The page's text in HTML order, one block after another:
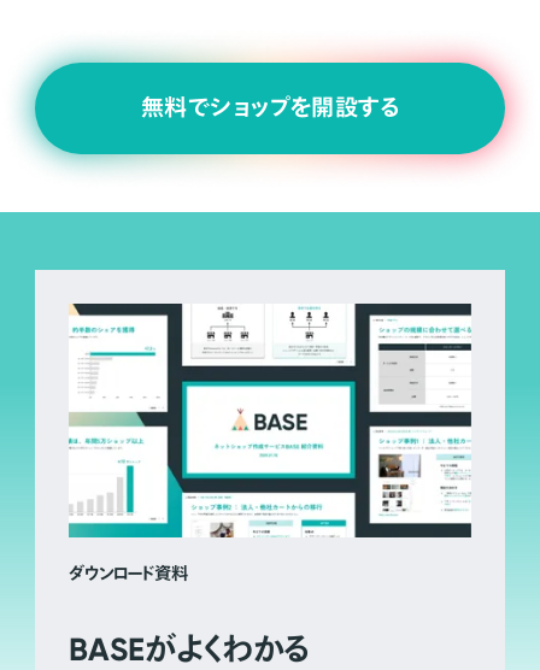
無料でショップを開設する
ダウンロード資料
BASEがよくわかる